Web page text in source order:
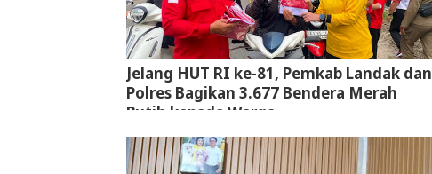
Jelang HUT RI ke-81, Pemkab Landak dan
Polres Bagikan 3.677 Bendera Merah
Putih kepada Warga